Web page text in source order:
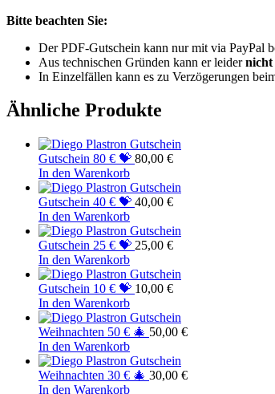
Bitte beachten Sie:
Der PDF-Gutschein kann nur mit via PayPal
Aus technischen Gründen kann er leidernicht
In Einzelfällen kann es zu Verzögerungen
Ähnliche Produkte
Gutschein 80 € 💝 80,00 €
In den Warenkorb
Gutschein 40 € 💝 40,00 €
In den Warenkorb
Gutschein 25 € 💝 25,00 €
In den Warenkorb
Gutschein 10 € 💝 10,00 €
In den Warenkorb
Weihnachten 50 € 🎄 50,00 €
In den Warenkorb
Weihnachten 30 € 🎄 30,00 €
In den Warenkorb